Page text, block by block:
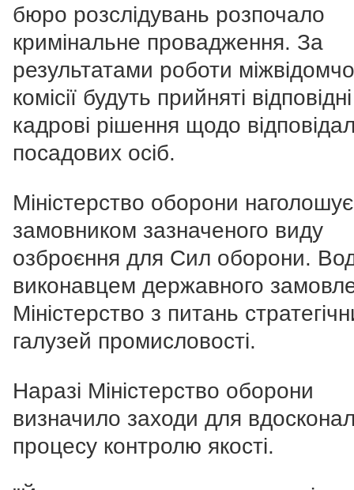
бюро розслідувань розпочало
кримінальне провадження. За
результатами роботи
комісії будуть прийняті відповідні
кадрові рішення щодо
посадових осіб.
Міністерство оборони
замовником зазначеного виду
озброєння для Сил оборони.
виконавцем державного
Міністерство з питань
галузей промисловості.
Наразі Міністерство оборони
визначило заходи для
процесу контролю якості.